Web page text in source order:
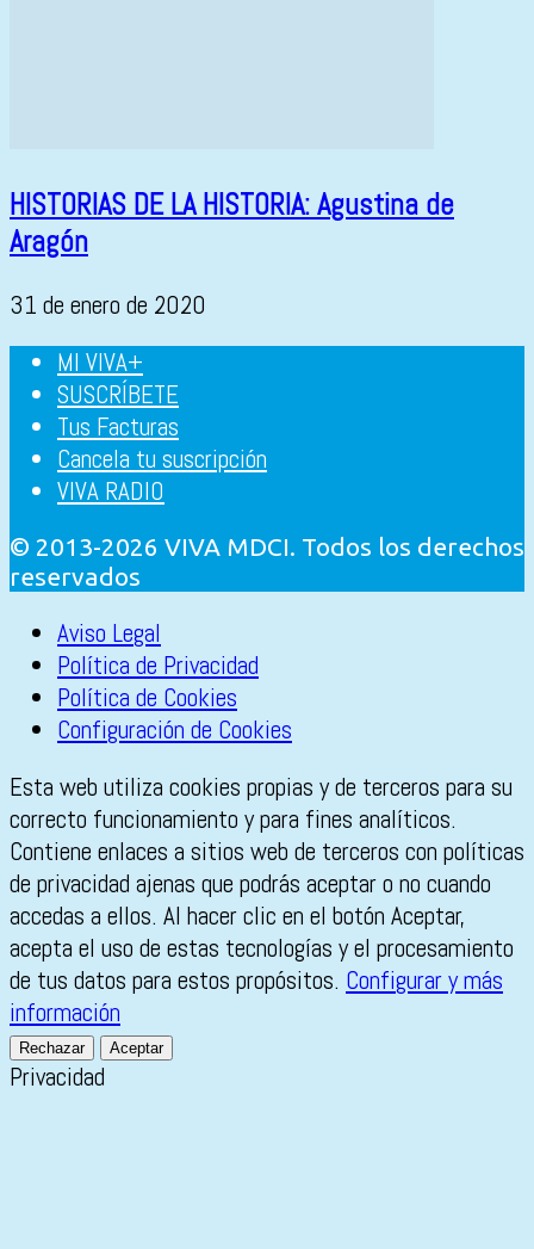
HISTORIAS DE LA HISTORIA: Agustina de
Aragón
31 de enero de 2020
MI VIVA+
SUSCRÍBETE
Tus Facturas
Cancela tu suscripción
VIVA RADIO
© 2013-2026 VIVA MDCI. Todos los derechos
reservados
Aviso Legal
Política de Privacidad
Política de Cookies
Configuración de Cookies
Esta web utiliza cookies propias y de terceros para su
correcto funcionamiento y para fines analíticos.
Contiene enlaces a sitios web de terceros con políticas
de privacidad ajenas que podrás aceptar o no cuando
accedas a ellos. Al hacer clic en el botón Aceptar,
acepta el uso de estas tecnologías y el procesamiento
de tus datos para estos propósitos. Configurar y más
información
Rechazar Aceptar
Privacidad